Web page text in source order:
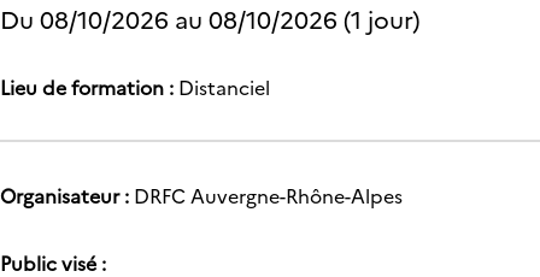
Du 08/10/2026 au 08/10/2026 (1 jour)
Lieu de formation : Distanciel
Organisateur : DRFC Auvergne-Rhône-Alpes
Public visé :